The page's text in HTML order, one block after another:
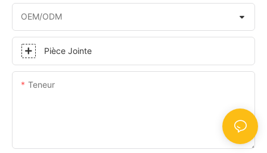
OEM/ODM
Pièce Jointe
Teneur